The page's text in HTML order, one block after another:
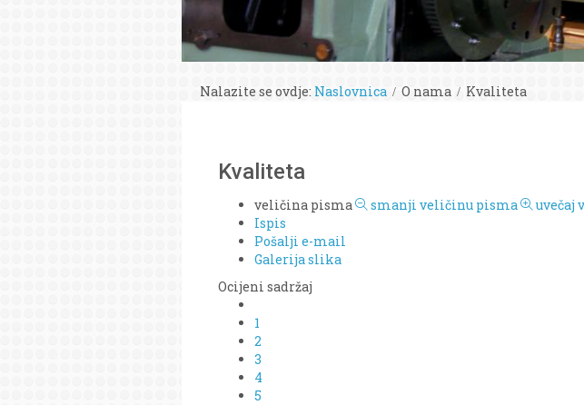
Nalazite se ovdje: Naslovnica O nama Kvaliteta
Kvaliteta
veličina pisma smanji veličinu pisma
uvečaj
Ispis
Pošalji e-mail
Galerija slika
Ocijeni sadržaj
1
2
3
4
5